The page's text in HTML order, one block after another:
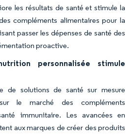
les résultats de santé et stimule la
compléments alimentaires pour la
passer les dépenses de santé des
proactive.
personnalisée stimule
de solutions de santé sur mesure
le marché des compléments
immunitaire. Les avancées en
aux marques de créer des produits